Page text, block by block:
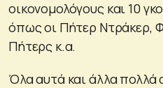
οικονομολόγους και 10
όπως οι Πήτερ Ντράκερ,
Πήτερς κ.α.
Όλα αυτά και άλλα πολλά